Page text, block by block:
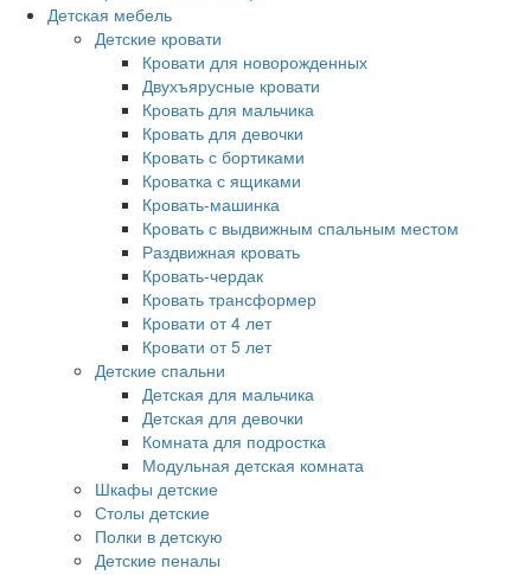
Детская мебель
Детские кровати
Кровати для новорожденных
Двухъярусные кровати
Кровать для мальчика
Кровать для девочки
Кровать с бортиками
Кроватка с ящиками
Кровать-машинка
Кровать с выдвижным спальным местом
Раздвижная кровать
Кровать-чердак
Кровать трансформер
Кровати от 4 лет
Кровати от 5 лет
Детские спальни
Детская для мальчика
Детская для девочки
Комната для подростка
Модульная детская комната
Шкафы детские
Столы детские
Полки в детскую
Детские пеналы